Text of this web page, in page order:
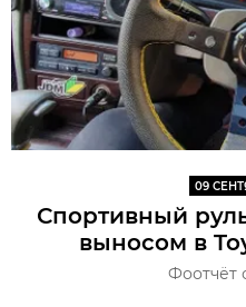
09
Спортивный
выносом в
Фоотчёт